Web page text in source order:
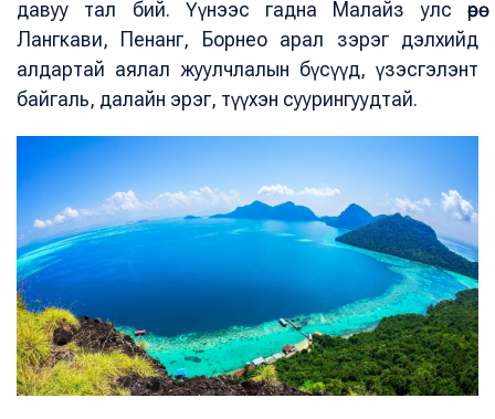
давуу тал бий. Үүнээс гадна Малайз улс өөрөө
Лангкави, Пенанг, Борнео арал зэрэг дэлхийд
алдартай аялал жуулчлалын бүсүүд, үзэсгэлэнт
байгаль, далайн эрэг, түүхэн суурингуудтай.